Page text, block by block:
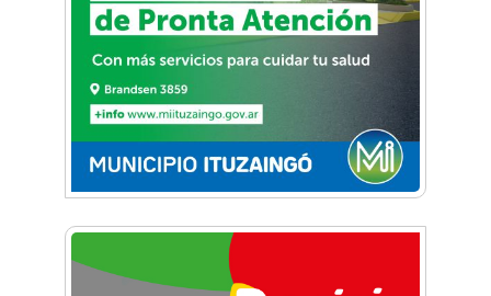
Mateo tiene sólo 7 años y ya es campeón de
Mini Moto
Descubrí la historia desconocida de los arcos
del Club GEI y dónde fueron fabricados
La única argentina en Akrofest: acrobacia
nacional en el cielo de California
¡Ascendió Ituzaingó! Conocé la historia del